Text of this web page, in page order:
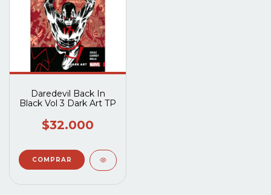
Daredevil Back In
Black Vol 3 Dark Art TP
$32.000